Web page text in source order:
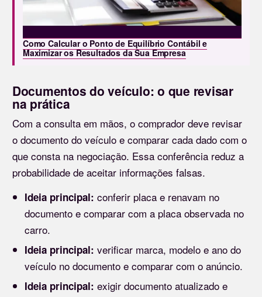
Como Calcular o Ponto de Equilíbrio Contábil e
Maximizar os Resultados da Sua Empresa
Documentos do veículo: o que revisar
na prática
Com a consulta em mãos, o comprador deve revisar
o documento do veículo e comparar cada dado com o
que consta na negociação. Essa conferência reduz a
probabilidade de aceitar informações falsas.
Ideia principal: conferir placa e renavam no
documento e comparar com a placa observada no
carro.
Ideia principal: verificar marca, modelo e ano do
veículo no documento e comparar com o anúncio.
Ideia principal: exigir documento atualizado e